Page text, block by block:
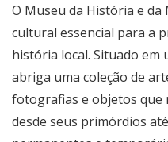
O Museu da História e da
cultural essencial para a
história local. Situado em
abriga uma coleção de
fotografias e objetos que
desde seus primórdios